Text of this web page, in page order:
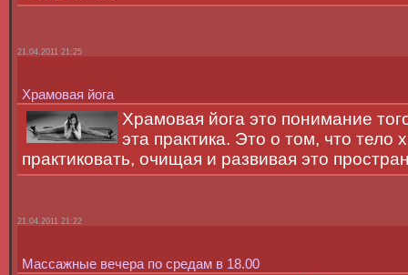
21.04.2011 21:25
Храмовая йога
Храмовая йога это понимание
эта практика. Это о том, что
практиковать, очищая и развивая это
21.04.2011 21:22
Массажные вечера по средам в 18.00